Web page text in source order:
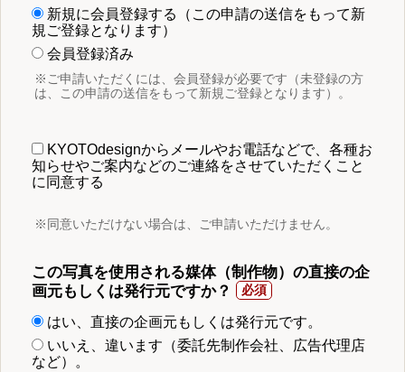
新規に会員登録する（この申請の送信をもって新
規ご登録となります）
会員登録済み
※ご申請いただくには、会員登録が必要です（未登録の方
は、この申請の送信をもって新規ご登録となります）。
KYOTOdesignからメールやお電話などで、各種お
知らせやご案内などのご連絡をさせていただくこと
に同意する
※同意いただけない場合は、ご申請いただけません。
この写真を使用される媒体（制作物）の直接の企
画元もしくは発行元ですか？
はい、直接の企画元もしくは発行元です。
いいえ、違います（委託先制作会社、広告代理店
など）。